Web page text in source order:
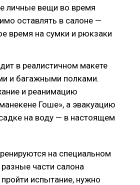
личные вещи во время
оставлять в салоне —
время на сумки и рюкзаки
в реалистичном макете
и багажными полками.
и реанимацию
Гоше», а эвакуацию
на воду — в настоящем
на специальном
разные части салона
испытание, нужно